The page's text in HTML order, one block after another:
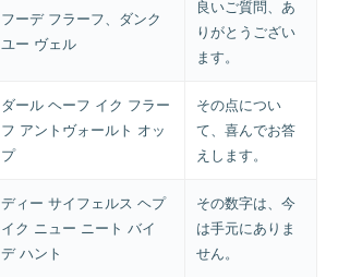
フーデ フラーフ、ダンク
ユー ヴェル
良いご質問、あ
りがとうござい
ます。
ダール ヘーフ イク フラー
フ アントヴォールト オッ
プ
その点につい
て、喜んでお答
えします。
ディー サイフェルス ヘプ
イク ニュー ニート バイ
デ ハント
その数字は、今
は手元にありま
せん。